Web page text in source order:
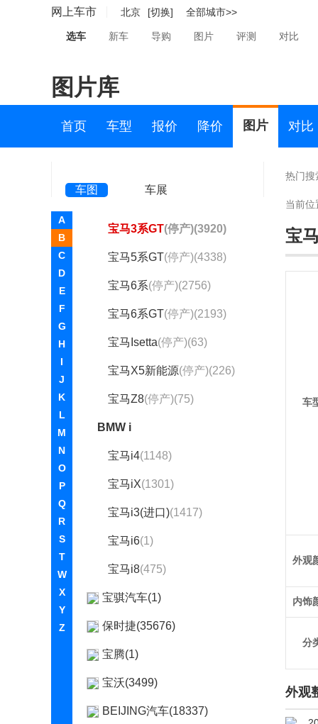
网上车市 北京 [切换] 全部城市>>
选车 新车 导购 图片 评测 对比
图片库
首页 车型 报价 降价 图片 对比
车图 车展
A
B
C
D
E
F
G
H
I
J
K
L
M
N
O
P
Q
R
S
T
W
X
Y
Z
EfficientDynamics(204)
i Hydrogen NEXT
宝马3系GT(停产)(3920)
宝马5系GT(停产)(4338)
宝马6系(停产)(2756)
宝马6系GT(停产)(2193)
宝马Isetta(停产)(63)
宝马X5新能源(停产)(226)
宝马Z8(停产)(75)
BMW i
宝马i4(1148)
宝马iX(1301)
宝马i3(进口)(1417)
宝马i6(1)
宝马i8(475)
宝骐汽车(1)
保时捷(35676)
宝腾(1)
宝沃(3499)
BEIJING汽车(18337)
热门搜
当前位
宝
车
外观
内饰
分
外观